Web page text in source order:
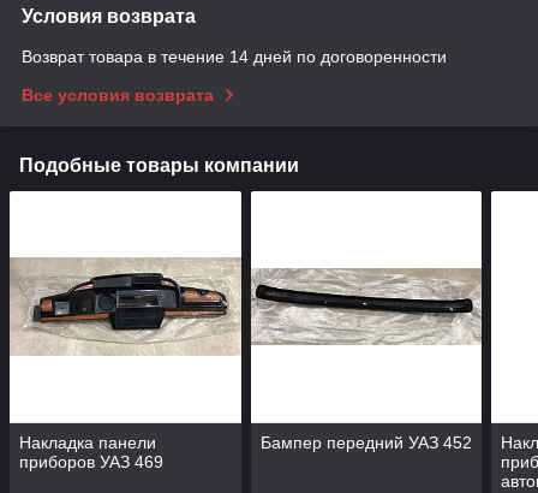
Условия возврата
Возврат товара в течение 14 дней по договоренности
Все условия возврата
Подобные товары компании
Накладка панели
приборов УАЗ 469
Бампер передний УАЗ 452